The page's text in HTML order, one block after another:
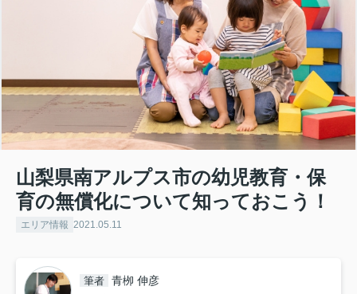
山梨県南アルプス市の幼児教育・保
育の無償化について知っておこう！
エリア情報 2021.05.11
筆者 青栁 伸彦